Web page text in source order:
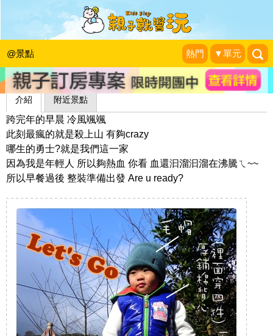
@景點 熱門 ▼單元
花田花草集
1＋1＝3 玩學樂生活
介紹 附近景點
跨完年的早晨 冷風颯颯
此刻最瘋的就是殺上山 有夠crazy
哪生的勇士?就是我們這一家
因為我是年輕人 所以夠熱血 你看 血還汩溜汩溜在沸騰ㄟ~~
所以早餐過後 整裝準備出發 Are u ready?